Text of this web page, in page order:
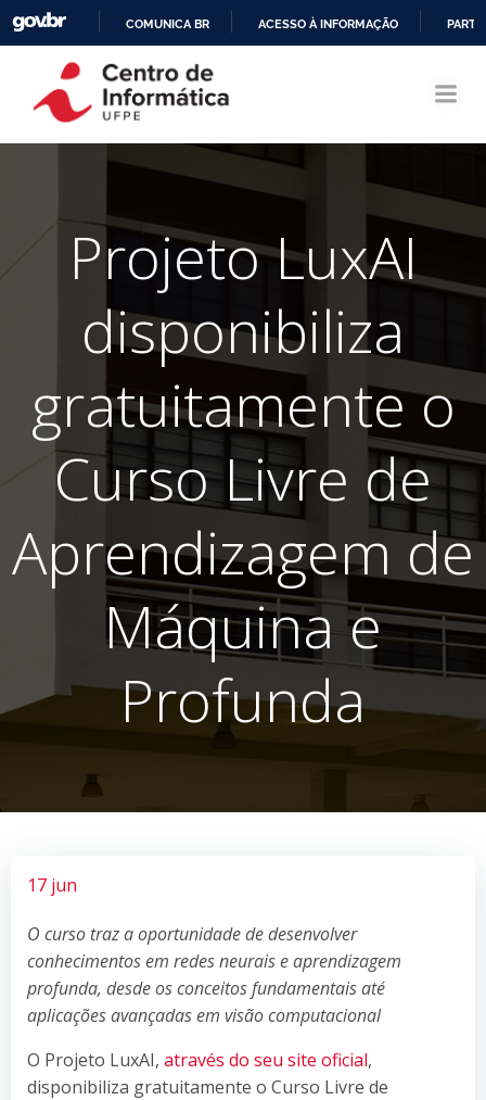
CONTEÚDO
COMUNICA BR ACESSO À INFORMAÇÃO
Projeto LuxAI
disponibiliza
gratuitamente o
Curso Livre de
Aprendizagem de
Máquina e
Profunda
17 jun
O curso traz a oportunidade de desenvolver
conhecimentos em redes neurais e aprendizagem
profunda, desde os conceitos fundamentais até
aplicações avançadas em visão computacional
O Projeto LuxAI, através do seu site oficial,
disponibiliza gratuitamente o Curso Livre de